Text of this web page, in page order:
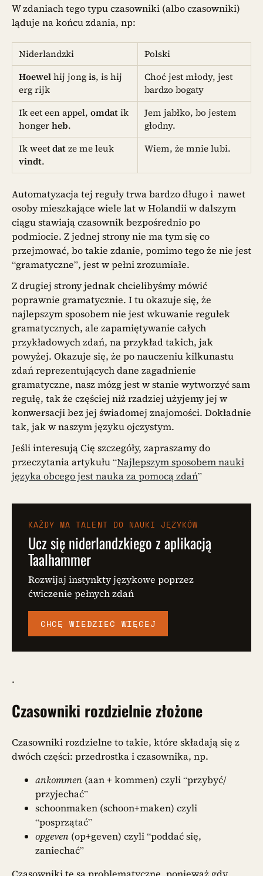
W zdaniach tego typu czasowniki (albo czasowniki)
ląduje na końcu zdania, np:
Niderlandzki
Polski
Hoewelhij jongis, is hij
erg rijk
Choć jest młody, jest
bardzo bogaty
Ik eet een appel,omdatik
hongerheb.
Jem jabłko, bo jestem
głodny.
Ik weetdatze me leuk
vindt.
Wiem, że mnie lubi.
Automatyzacja tej reguły trwa bardzo długo i nawet
osoby mieszkające wiele lat w Holandii w dalszym
ciągu stawiają czasownik bezpośrednio po
podmiocie. Z jednej strony nie ma tym się co
przejmować, bo takie zdanie, pomimo tego że nie jest
“gramatyczne”, jest w pełni zrozumiałe.
Z drugiej strony jednak chcielibyśmy mówić
poprawnie gramatycznie. I tu okazuje się, że
najlepszym sposobem nie jest wkuwanie regułek
gramatycznych, ale zapamiętywanie całych
przykładowych zdań, na przykład takich, jak
powyżej. Okazuje się, że po nauczeniu kilkunastu
zdań reprezentujących dane zagadnienie
gramatyczne, nasz mózg jest w stanie wytworzyć sam
regułę, tak że częściej niż rzadziej użyjemy jej w
konwersacji bez jej świadomej znajomości. Dokładnie
tak, jak w naszym języku ojczystym.
Jeśli interesują Cię szczegóły, zapraszamy do
przeczytania artykułu “Najlepszym sposobem nauki
języka obcego jest nauka za pomocą zdań”
KAŻDY MA TALENT DO NAUKI JĘZYKÓW
Ucz się niderlandzkiego z aplikacją
Taalhammer
Rozwijaj instynkty językowe poprzez
ćwiczenie pełnych zdań
CHCĘ WIEDZIEĆ WIĘCEJ
.
Czasowniki rozdzielnie złożone
Czasowniki rozdzielne to takie, które składają się z
dwóch części: przedrostka i czasownika, np.
ankommen (aan + kommen) czyli “przybyć/
przyjechać”
schoonmaken (schoon+maken) czyli
“posprzątać”
opgeven (op+geven) czyli “poddać się,
zaniechać”